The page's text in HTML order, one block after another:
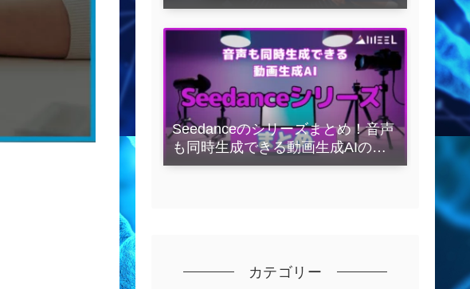
とは？
Seedanceのシリーズまとめ！音声
も同時生成できる動画生成AIの全
容を解説
カテゴリー